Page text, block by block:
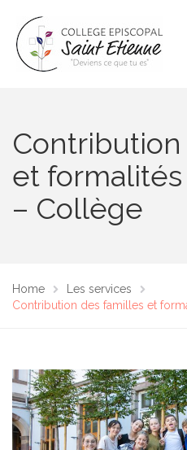
et formalités
– Collège
Home
Les services
Contribution des familles et